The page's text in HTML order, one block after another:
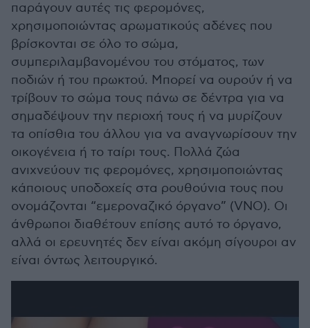
παράγουν αυτές τις φερομόνες,
χρησιμοποιώντας αρωματικούς αδένες που
βρίσκονται σε όλο το σώμα,
συμπεριλαμβανομένου του στόματος, των
ποδιών ή του πρωκτού. Μπορεί να ουρούν ή να
τρίβουν το σώμα τους πάνω σε δέντρα για να
σημαδέψουν την περιοχή τους ή να μυρίζουν
τα οπίσθια του άλλου για να αναγνωρίσουν την
οικογένεια ή το ταίρι τους. Πολλά ζώα
ανιχνεύουν τις φερομόνες, χρησιμοποιώντας
κάποιους υποδοχείς στα ρουθούνια τους που
ονομάζονται “εμεροναζικό όργανο” (VNO). Οι
άνθρωποι διαθέτουν επίσης αυτό το όργανο,
αλλά οι ερευνητές δεν είναι ακόμη σίγουροι αν
είναι όντως λειτουργικό.